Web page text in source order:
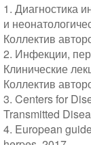
1. Диагностика
и
Коллектив
2. Инфекции,
Клинические
Коллектив
3. Centers for
Transmitted
4. European